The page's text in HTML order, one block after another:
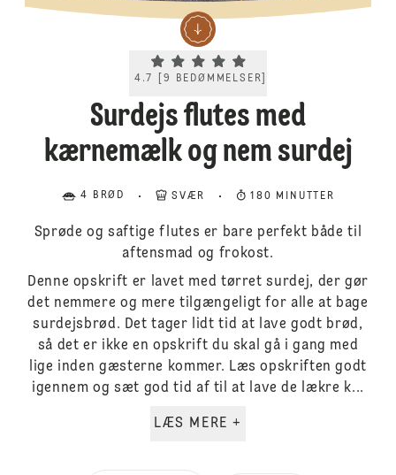
Current rating 4.7. Click to rate.
4.7 9 BEDØMMELSER
Surdejs flutes med
kærnemælk og nem surdej
4 BRØD SVÆR 180 MINUTTER
Sprøde og saftige flutes er bare perfekt både til
aftensmad og frokost.
Denne opskrift er lavet med tørret surdej, der gør
det nemmere og mere tilgængeligt for alle at bage
surdejsbrød. Det tager lidt tid at lave godt brød,
så det er ikke en opskrift du skal gå i gang med
lige inden gæsterne kommer. Læs opskriften godt
igennem og sæt god tid af til at lave de lækre k...
LÆS MERE +